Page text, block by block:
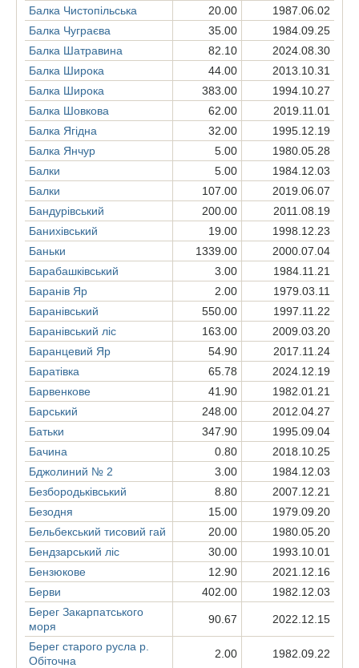
Балка Чистопільська
20.00
1987.06.02
Балка Чуграєва
35.00
1984.09.25
Балка Шатравина
82.10
2024.08.30
Балка Широка
44.00
2013.10.31
Балка Широка
383.00
1994.10.27
Балка Шовкова
62.00
2019.11.01
Балка Ягідна
32.00
1995.12.19
Балка Янчур
5.00
1980.05.28
Балки
5.00
1984.12.03
Балки
107.00
2019.06.07
Бандурівський
200.00
2011.08.19
Банихівський
19.00
1998.12.23
Баньки
1339.00
2000.07.04
Барабашківський
3.00
1984.11.21
Баранів Яр
2.00
1979.03.11
Баранівський
550.00
1997.11.22
Баранівський ліс
163.00
2009.03.20
Баранцевий Яр
54.90
2017.11.24
Баратівка
65.78
2024.12.19
Барвенкове
41.90
1982.01.21
Барський
248.00
2012.04.27
Батьки
347.90
1995.09.04
Бачина
0.80
2018.10.25
Бджолиний № 2
3.00
1984.12.03
Безбородьківський
8.80
2007.12.21
Безодня
15.00
1979.09.20
Бельбекський тисовий гай
20.00
1980.05.20
Бендзарський ліс
30.00
1993.10.01
Бензюкове
12.90
2021.12.16
Берви
402.00
1982.12.03
Берег Закарпатського
моря
90.67 2022.12.15
Берег старого русла р.
Обіточна
2.00 1982.09.22